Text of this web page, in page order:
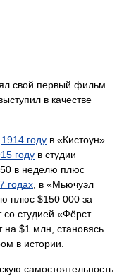
свой первый фильм
в качестве
1914 году в «Кистоун»
году в студии
в неделю плюс
годах , в «Мьючуэл
плюс $150 000 за
со студией «Фёрст
на $1 млн, становясь
в истории.
самостоятельность